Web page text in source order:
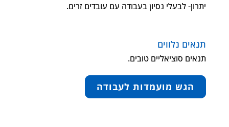
יתרון- לבעלי נסיון בעבודה עם עובדים זרים.
תנאים נלווים
תנאים סוציאליים טובים.
הגש מועמדות לעבודה